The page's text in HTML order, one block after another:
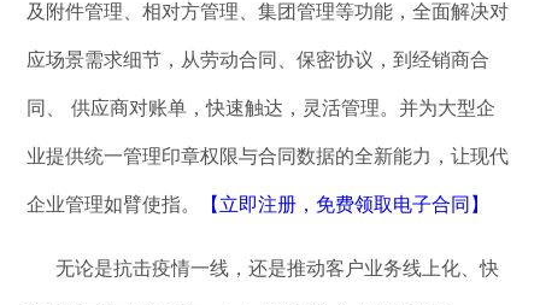
及附件管理、相对方管理、集团管理等功能，全面解决对
应场景需求细节，从劳动合同、保密协议，到经销商合
同、 供应商对账单，快速触达，灵活管理。并为大型企
业提供统一管理印章权限与合同数据的全新能力，让现代
企业管理如臂使指。 【立即注册，免费领取电子合同】
无论是抗击疫情一线，还是推动客户业务线上化、快